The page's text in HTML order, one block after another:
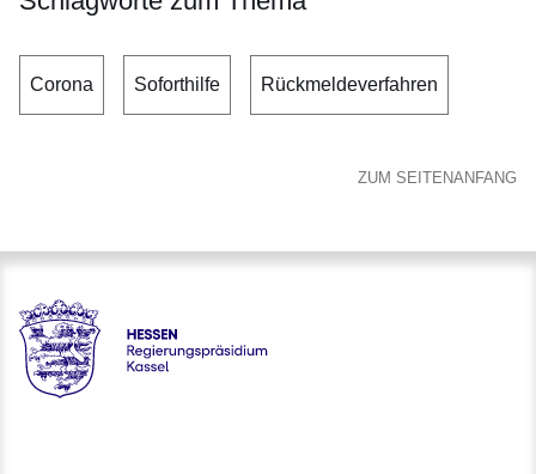
Corona Soforthilfe Rückmeldeverfahren
ZUM SEITENANFANG
Hessen - Regierungspräsidium Kassel